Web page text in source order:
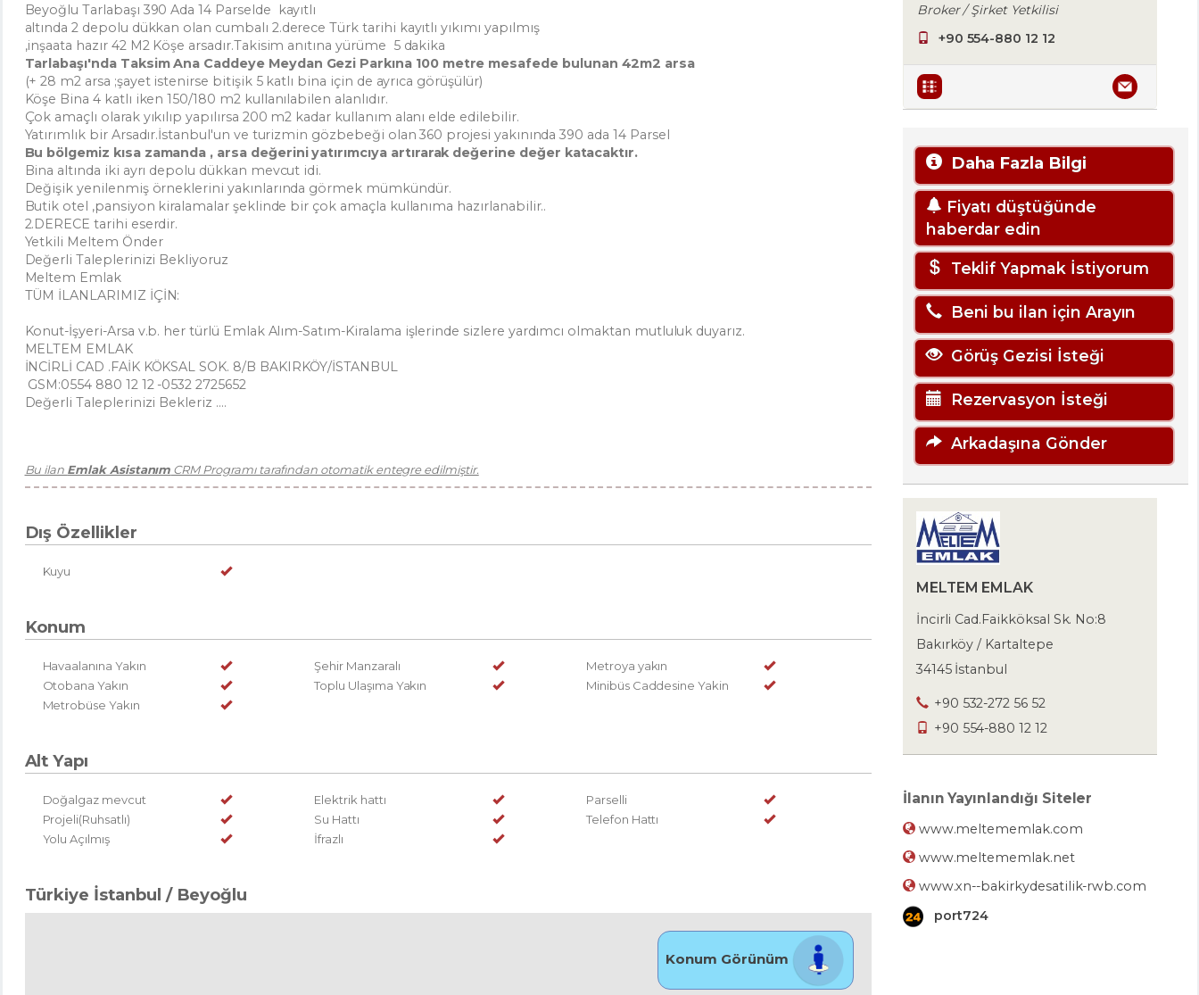
Beyoğlu Tarlabaşı 390 Ada 14 Parselde kayıtlı
altında 2 depolu dükkan olan cumbalı 2.derece Türk tarihi kayıtlı yıkımı yapılmış
,inşaata hazır 42 M2 Köşe arsadır.Takisim anıtına yürüme 5 dakika
Tarlabaşı'nda Taksim Ana Caddeye Meydan Gezi Parkına 100 metre mesafede bulunan 42m2 arsa
(+ 28 m2 arsa ;şayet istenirse bitişik 5 katlı bina için de ayrıca görüşülür)
Köşe Bina 4 katlı iken 150/180 m2 kullanılabilen alanlıdır.
Çok amaçlı olarak yıkılıp yapılırsa 200 m2 kadar kullanım alanı elde edilebilir.
Yatırımlık bir Arsadır.İstanbul'un ve turizmin gözbebeği olan 360 projesi yakınında 390 ada 14 Parsel
Bu bölgemiz kısa zamanda , arsa değerini yatırımcıya artırarak değerine değer katacaktır.
Bina altında iki ayrı depolu dükkan mevcut idi.
Değişik yenilenmiş örneklerini yakınlarında görmek mümkündür.
Butik otel ,pansiyon kiralamalar şeklinde bir çok amaçla kullanıma hazırlanabilir..
2.DERECE tarihi eserdir.
Yetkili Meltem Önder
Değerli Taleplerinizi Bekliyoruz
Meltem Emlak
TÜM İLANLARIMIZ İÇİN:
Konut-İşyeri-Arsa v.b. her türlü Emlak Alım-Satım-Kiralama işlerinde sizlere yardımcı olmaktan mutluluk duyarız.
MELTEM EMLAK
İNCİRLİ CAD .FAİK KÖKSAL SOK. 8/B BAKIRKÖY/İSTANBUL
GSM:0554 880 12 12 -0532 2725652
Değerli Taleplerinizi Bekleriz ....
Bu ilan Emlak Asistanım CRM Programı tarafından otomatik entegre edilmiştir.
Dış Özellikler
Kuyu
Konum
Havaalanına Yakın Şehir Manzaralı
Metroya yakın
Otobana Yakın
Toplu Ulaşıma Yakın
Minibüs Caddesine Yakin
Metrobüse Yakın
Alt Yapı
Doğalgaz mevcut Elektrik hattı
Parselli
Projeli(Ruhsatlı)
Su Hattı
Telefon Hattı
Yolu Açılmış
İfrazlı
Türkiye İstanbul / Beyoğlu
Konum Görünüm
Broker / Şirket Yetkilisi
+90 554-880 12 12
Daha Fazla Bilgi
Fiyatı düştüğünde
haberdar edin
Teklif Yapmak İstiyorum
Beni bu ilan için Arayın
Görüş Gezisi İsteği
Rezervasyon İsteği
Arkadaşına Gönder
MELTEM EMLAK
İncirli Cad.Faikköksal Sk. No:8
Bakırköy / Kartaltepe
34145 İstanbul
+90 532-272 56 52
+90 554-880 12 12
İlanın Yayınlandığı Siteler
www.meltememlak.com
www.meltememlak.net
www.xn--bakirkydesatilik-rwb.com
port724